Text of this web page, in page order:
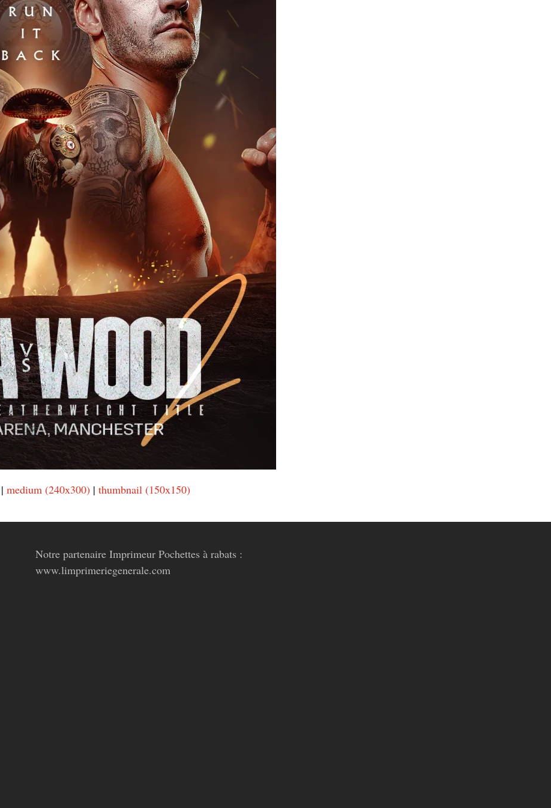
|medium (240x300) |thumbnail (150x150)
Notre partenaire Imprimeur Pochettes à rabats :
www.limprimeriegenerale.com